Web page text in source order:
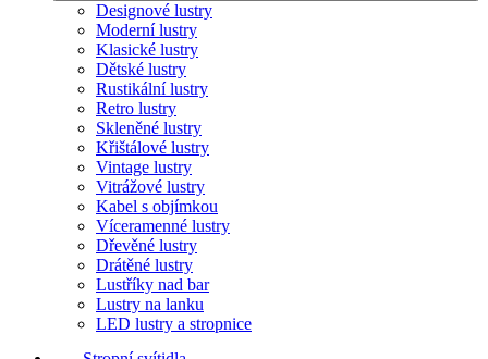
Designové lustry
Moderní lustry
Klasické lustry
Dětské lustry
Rustikální lustry
Retro lustry
Skleněné lustry
Křištálové lustry
Vintage lustry
Vitrážové lustry
Kabel s objímkou
Víceramenné lustry
Dřevěné lustry
Drátěné lustry
Lustříky nad bar
Lustry na lanku
LED lustry a stropnice